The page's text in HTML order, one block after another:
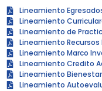
Lineamiento
Lineamiento
Lineamiento de
Lineamiento Recursos
Lineamiento Marco
Lineamiento Credito
Lineamiento
Lineamiento